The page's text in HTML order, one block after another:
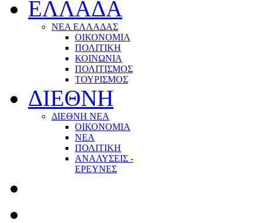
ΕΛΛΑΔΑ
ΝΕΑ ΕΛΛΑΔΑΣ
ΟΙΚΟΝΟΜΙΑ
ΠΟΛΙΤΙΚΗ
ΚΟΙΝΩΝΙΑ
ΠΟΛΙΤΙΣΜΟΣ
ΤΟΥΡΙΣΜΟΣ
ΔΙΕΘΝΗ
ΔΙΕΘΝΗ ΝΕΑ
ΟΙΚΟΝΟΜΙΑ
ΝΕΑ
ΠΟΛΙΤΙΚΗ
ΑΝΑΛΥΣΕΙΣ -
ΕΡΕΥΝΕΣ